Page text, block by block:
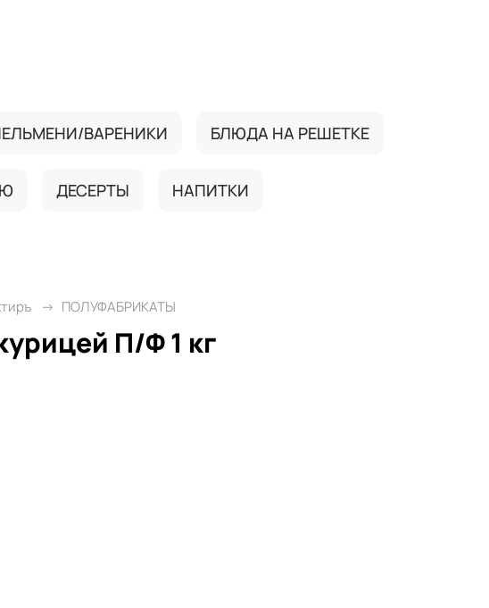
ВАРЕНИКИ БЛЮДА НА РЕШЕТКЕ
ДЕСЕРТЫ НАПИТКИ
ПОЛУФАБРИКАТЫ
П/Ф 1 кг